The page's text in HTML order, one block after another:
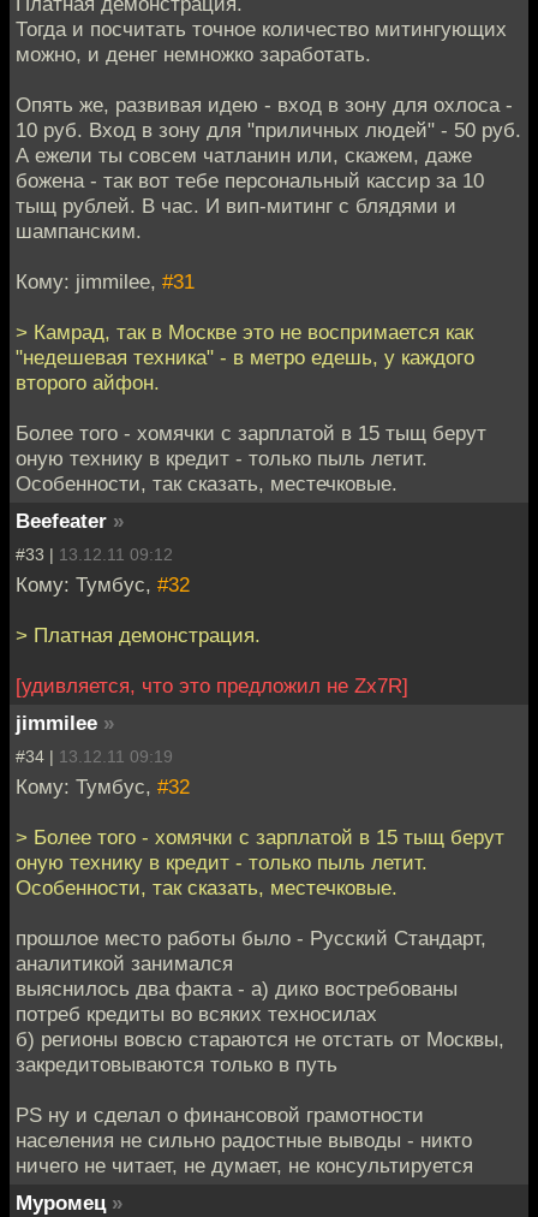
Тогда и посчитать точное количество митингующих
можно, и денег немножко заработать.
Опять же, развивая идею - вход в зону для охлоса -
10 руб. Вход в зону для "приличных людей" - 50 руб.
А ежели ты совсем чатланин или, скажем, даже
божена - так вот тебе персональный кассир за 10
тыщ рублей. В час. И вип-митинг с блядями и
шампанским.
Кому: jimmilee, #31
> Камрад, так в Москве это не воспримается как
"недешевая техника" - в метро едешь, у каждого
второго айфон.
Более того - хомячки с зарплатой в 15 тыщ берут
оную технику в кредит - только пыль летит.
Особенности, так сказать, местечковые.
Beefeater »
#33 | 13.12.11 09:12
Кому: Тумбус, #32
> Платная демонстрация.
[удивляется, что это предложил не Zx7R]
jimmilee »
#34 | 13.12.11 09:19
Кому: Тумбус, #32
> Более того - хомячки с зарплатой в 15 тыщ берут
оную технику в кредит - только пыль летит.
Особенности, так сказать, местечковые.
прошлое место работы было - Русский Стандарт,
аналитикой занимался
выяснилось два факта - а) дико востребованы
потреб кредиты во всяких техносилах
б) регионы вовсю стараются не отстать от Москвы,
закредитовываются только в путь
PS ну и сделал о финансовой грамотности
населения не сильно радостные выводы - никто
ничего не читает, не думает, не консультируется
Муромец »